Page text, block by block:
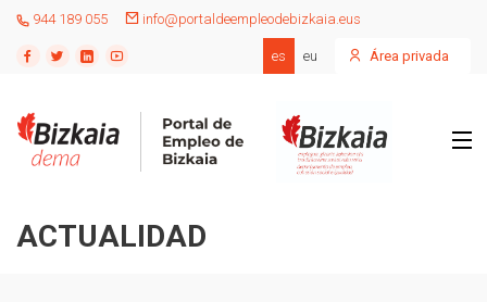
944 189 055 info@portaldeempleodebizkaia.eus
es eu Área privada
ACTUALIDAD